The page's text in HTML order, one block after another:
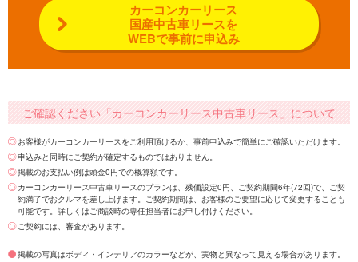
カーコンカーリース
国産中古車リースを
WEBで事前に申込み
ご確認ください「カーコンカーリース中古車リース」について
お客様がカーコンカーリースをご利用頂けるか、事前申込みで簡単にご確認いただけます。
申込みと同時にご契約が確定するものではありません。
掲載のお支払い例は頭金0円での概算額です。
カーコンカーリース中古車リースのプランは、残価設定0円、ご契約期間6年(72回)で、ご契
約満了でおクルマを差し上げます。ご契約期間は、お客様のご要望に応じて変更することも
可能です。詳しくはご商談時の専任担当者にお申し付けください。
ご契約には、審査があります。
掲載の写真はボディ・インテリアのカラーなどが、実物と異なって見える場合があります。